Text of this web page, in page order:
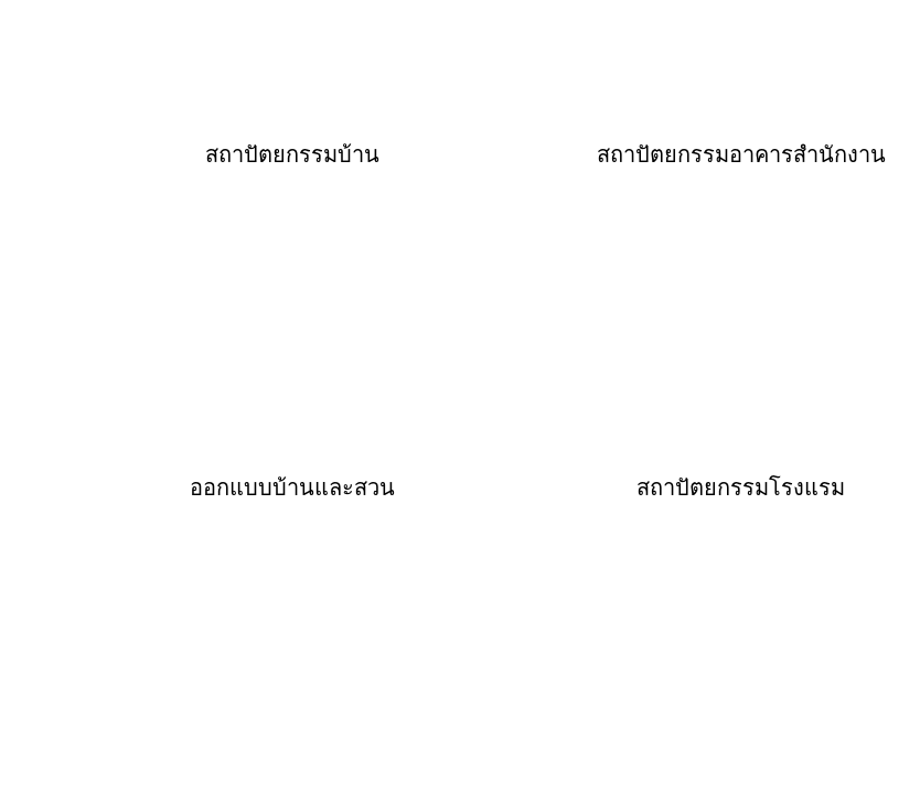
สถาปัตยกรรมบ้าน
ออกแบบบ้านและสวน
สถาปัตยกรรมอาคารสำนักงาน
สถาปัตยกรรมโรงแรม